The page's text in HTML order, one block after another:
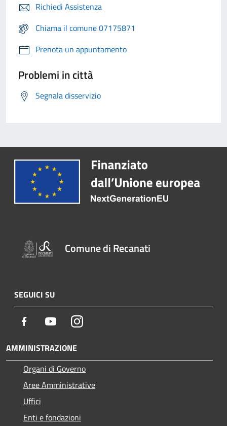
Richiedi Assistenza
Chiama il comune 07175871
Prenota un appuntamento
Problemi in città
Segnala disservizio
Comune di Recanati
SEGUICI SU
Facebook YoutubeInstagram
AMMINISTRAZIONE
Organi di Governo
Aree Amministrative
Uffici
Enti e fondazioni